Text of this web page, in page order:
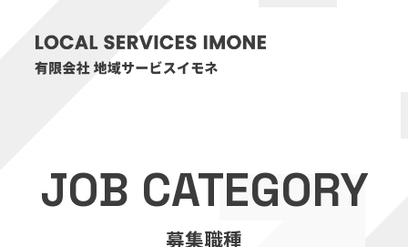
医療・介護事業
JOB CATEGORY
募集職種